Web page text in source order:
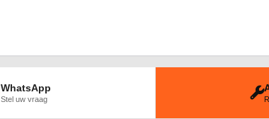
WhatsApp
Stel uw vraag